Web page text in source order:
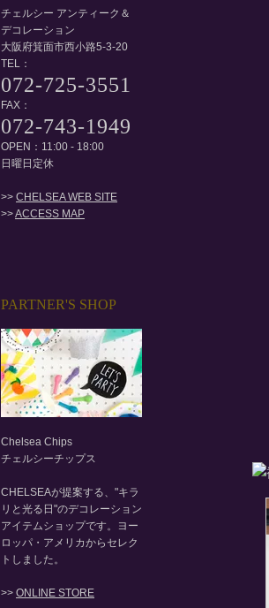
チェルシー アンティーク＆
デコレーション
大阪府箕面市西小路5-3-20
TEL：
072-725-3551
FAX：
072-743-1949
OPEN：11:00 - 18:00
日曜日定休
>> CHELSEA WEB SITE
>>ACCESS MAP
PARTNER'S SHOP
Chelsea Chips
チェルシーチップス
CHELSEAが提案する、"キラ
リと光る日"のデコレーション
アイテムショップです。ヨー
ロッパ・アメリカからセレク
トしました。
>> ONLINE STORE